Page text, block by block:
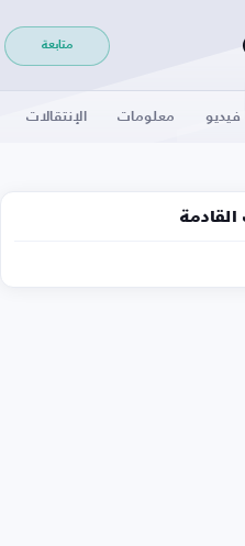
متابعة
فيديو معلومات الإنتقالات
القادمة